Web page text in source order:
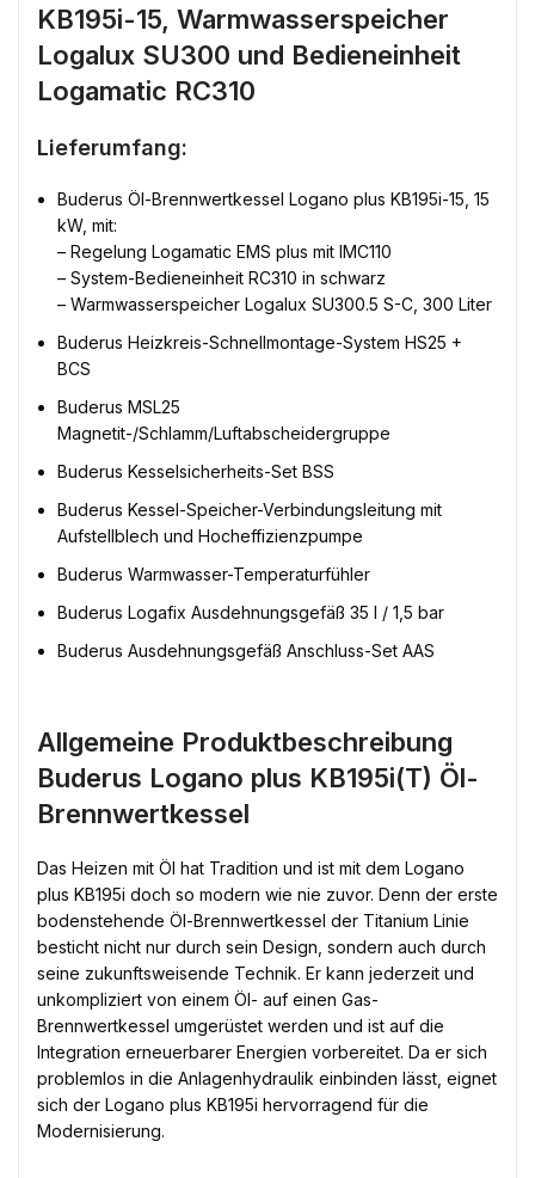
KB195i-15, Warmwasserspeicher
Logalux SU300 und Bedieneinheit
Logamatic RC310
Lieferumfang:
Buderus Öl-Brennwertkessel Logano plus KB195i-15, 15
kW, mit:
– Regelung Logamatic EMS plus mit IMC110
– System-Bedieneinheit RC310 in schwarz
– Warmwasserspeicher Logalux SU300.5 S-C, 300 Liter
Buderus Heizkreis-Schnellmontage-System HS25 +
BCS
Buderus MSL25 
Magnetit-/Schlamm/Luftabscheidergruppe
Buderus Kesselsicherheits-Set BSS
Buderus Kessel-Speicher-Verbindungsleitung mit
Aufstellblech und Hocheffizienzpumpe
Buderus Warmwasser-Temperaturfühler
Buderus Logafix Ausdehnungsgefäß 35 l / 1,5 bar
Buderus Ausdehnungsgefäß Anschluss-Set AAS
Allgemeine Produktbeschreibung
Buderus Logano plus KB195i(T) Öl-
Brennwertkessel
Das Heizen mit Öl hat Tradition und ist mit dem Logano
plus KB195i doch so modern wie nie zuvor. Denn der erste
bodenstehende Öl-Brennwertkessel der Titanium Linie
besticht nicht nur durch sein Design, sondern auch durch
seine zukunftsweisende Technik. Er kann jederzeit und
unkompliziert von einem Öl- auf einen Gas-
Brennwertkessel umgerüstet werden und ist auf die
Integration erneuerbarer Energien vorbereitet. Da er sich
problemlos in die Anlagenhydraulik einbinden lässt, eignet
sich der Logano plus KB195i hervorragend für die
Modernisierung.